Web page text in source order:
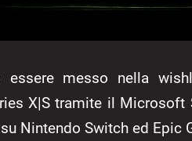
essere messo nella
X|S tramite il Microsoft
Nintendo Switch ed Epic